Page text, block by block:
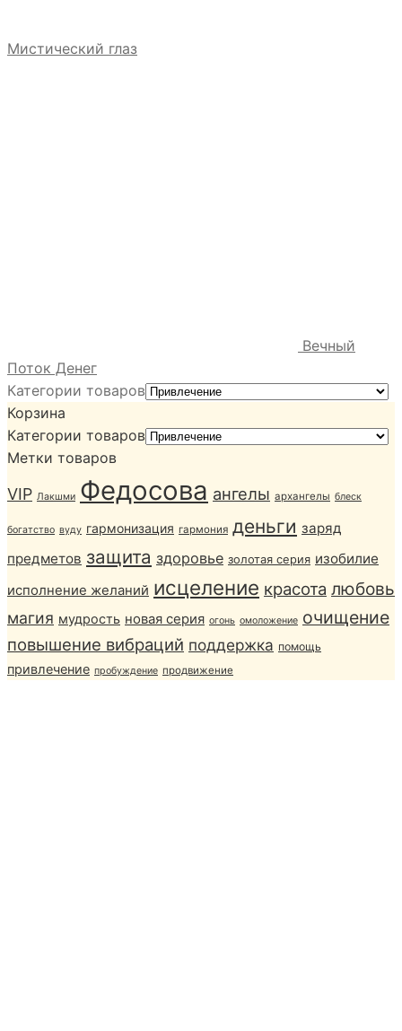
Мистический глаз
Вечный
Поток Денег
Категории товаров
Корзина
Категории товаров
Метки товаров
VIP Лакшми Федосова ангелы архангелы блеск
богатство вуду гармонизация гармония деньги заряд
предметов защита здоровье золотая серия изобилие
исполнение желаний исцеление красота любовь
магия мудрость новая серия огонь омоложение очищение
повышение вибраций поддержка помощь
привлечение пробуждение продвижение